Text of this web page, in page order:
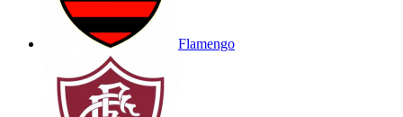
Flamengo